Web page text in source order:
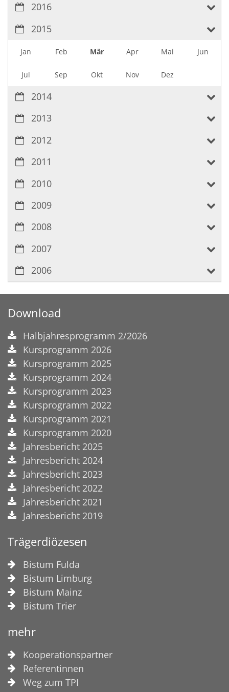
2016
2015
Jan Feb Mär Apr Mai Jun
Jul Sep Okt Nov Dez
2014
2013
2012
2011
2010
2009
2008
2007
2006
Download
Halbjahresprogramm 2/2026
Kursprogramm 2026
Kursprogramm 2025
Kursprogramm 2024
Kursprogramm 2023
Kursprogramm 2022
Kursprogramm 2021
Kursprogramm 2020
Jahresbericht 2025
Jahresbericht 2024
Jahresbericht 2023
Jahresbericht 2022
Jahresbericht 2021
Jahresbericht 2019
Trägerdiözesen
Bistum Fulda
Bistum Limburg
Bistum Mainz
Bistum Trier
mehr
Kooperationspartner
Referentinnen
Weg zum TPI